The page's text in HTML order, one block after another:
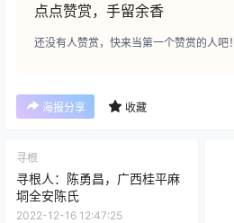
点点赞赏，手留余香
还没有人赞赏，快来当第一个赞赏的人吧！
海报分享 收藏
寻根
寻根人：陈勇昌，广西桂平麻
垌全安陈氏
2022-12-16 12:47:25